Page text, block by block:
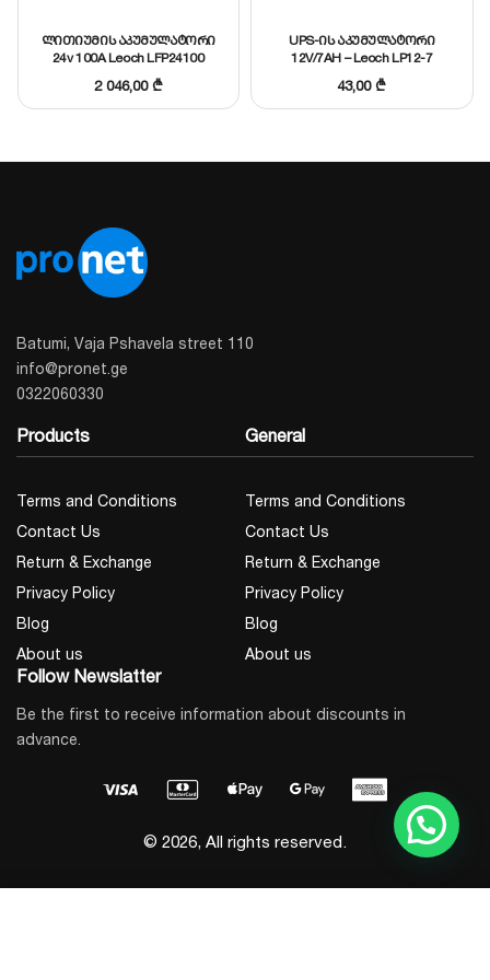
პარამეტრი Description
მოდელი
იზოლაცია
გამოყენება
ლითიუმის აკუმულატორი
24v 100A Leoch LFP24100
2 046,00₾
UPS-ის აკუმულატორი
12V/7AH – Leoch LP12-7
43,00₾
Batumi, Vaja Pshavela street 110
info@pronet.ge
0322060330
Products
Terms and Conditions
Contact Us
Return & Exchange
Privacy Policy
Blog
About us
General
Terms and Conditions
Contact Us
Return & Exchange
Privacy Policy
Blog
About us
Follow Newslatter
Be the first to receive information about discounts in
advance.
© 2026, All rights reserved.